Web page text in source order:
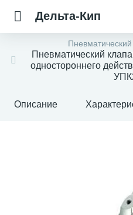
Дельта-Кип
Пневматический
одностороннего
Описание